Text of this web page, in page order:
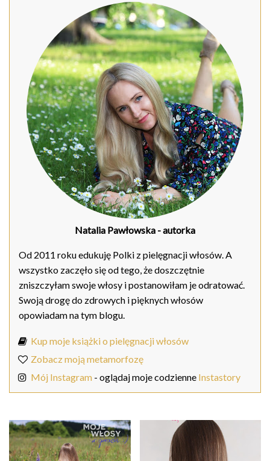
Natalia Pawłowska - autorka
Od 2011 roku edukuję Polki z pielęgnacji włosów. A
wszystko zaczęło się od tego, że doszczętnie
zniszczyłam swoje włosy i postanowiłam je odratować.
Swoją drogę do zdrowych i pięknych włosów
opowiadam na tym blogu.
Kup moje książki o pielęgnacji włosów
Zobacz moją metamorfozę
Mój Instagram - oglądaj moje codzienne Instastory